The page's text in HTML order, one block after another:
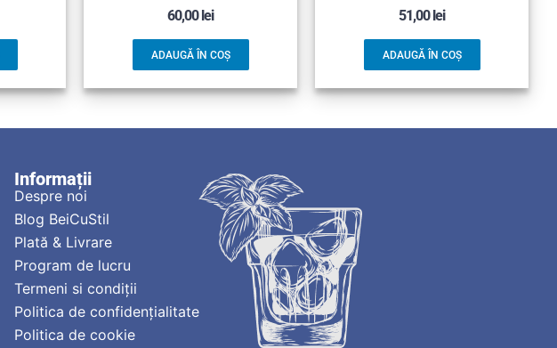
60,00lei
ADAUGĂ ÎN COȘ
51,00lei
ADAUGĂ ÎN COȘ
Informații
Despre noi
Blog BeiCuStil
Plată & Livrare
Program de lucru
Termeni si condiții
Politica de confidențialitate
Politica de cookie